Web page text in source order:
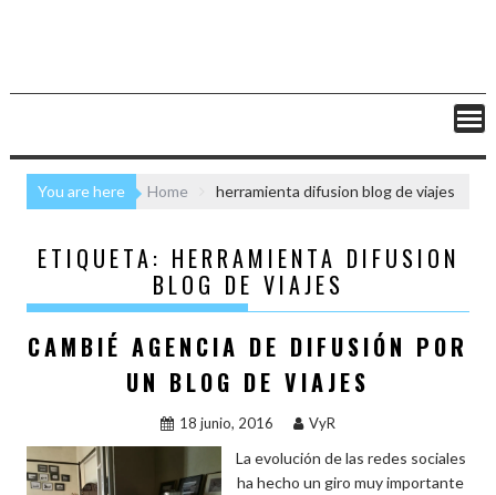
You are here Home herramienta difusion blog de viajes
ETIQUETA: HERRAMIENTA DIFUSION
BLOG DE VIAJES
CAMBIÉ AGENCIA DE DIFUSIÓN POR
UN BLOG DE VIAJES
18 junio, 2016 VyR
La evolución de las redes sociales
ha hecho un giro muy importante